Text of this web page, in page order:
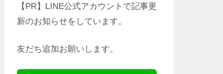
【PR】LINE公式アカウントで記事更
新のお知らせをしています。
友だち追加お願いします。